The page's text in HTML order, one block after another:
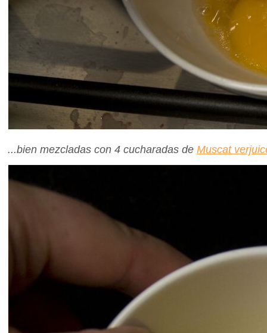
...bien mezcladas con 4 cucharadas de Muscat